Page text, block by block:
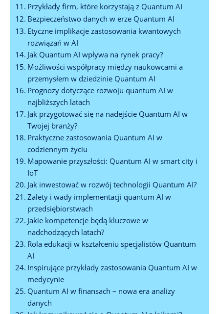
Przykłady firm, które korzystają z Quantum AI
Bezpieczeństwo danych w erze Quantum AI
Etyczne implikacje zastosowania kwantowych
rozwiązań w AI
Jak Quantum AI wpływa na rynek pracy?
Możliwości współpracy między naukowcami a
przemysłem w dziedzinie Quantum AI
Prognozy dotyczące rozwoju quantum AI w
najbliższych latach
Jak przygotować się na nadejście Quantum AI w
Twojej branży?
Praktyczne zastosowania Quantum AI w
codziennym życiu
Mapowanie przyszłości: Quantum AI w smart city i
IoT
Jak inwestować w rozwój technologii Quantum AI?
Zalety i wady implementacji quantum AI w
przedsiębiorstwach
Jakie kompetencje będą kluczowe w
nadchodzących latach?
Rola edukacji w kształceniu specjalistów Quantum
AI
Inspirujące przykłady zastosowania Quantum AI w
medycynie
Quantum AI w finansach – nowa era analizy
danych